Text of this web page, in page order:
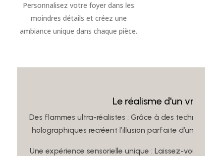
Personnalisez votre foyer dans les
moindres détails et créez une
ambiance unique dans chaque pièce.
Le réalisme d'un vrai feu
Des flammes ultra-réalistes : Grâce à des
holographiques recréent l’illusion parfaite d’un feu
Une expérience sensorielle unique : Laissez-vous